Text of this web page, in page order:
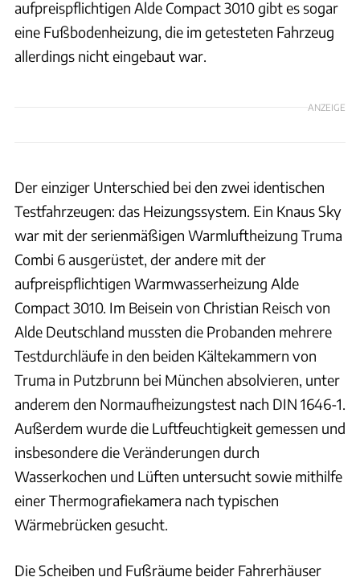
aufpreispflichtigen Alde Compact 3010 gibt es sogar
eine Fußbodenheizung, die im getesteten Fahrzeug
allerdings nicht eingebaut war.
ANZEIGE
Der einziger Unterschied bei den zwei identischen
Testfahrzeugen: das Heizungssystem. Ein Knaus Sky
war mit der serienmäßigen Warmluftheizung Truma
Combi 6 ausgerüstet, der andere mit der
aufpreispflichtigen Warmwasserheizung Alde
Compact 3010. Im Beisein von Christian Reisch von
Alde Deutschland mussten die Probanden mehrere
Testdurchläufe in den beiden Kältekammern von
Truma in Putzbrunn bei München absolvieren, unter
anderem den Normaufheizungstest nach DIN 1646-1.
Außerdem wurde die Luftfeuchtigkeit gemessen und
insbesondere die Veränderungen durch
Wasserkochen und Lüften untersucht sowie mithilfe
einer Thermografiekamera nach typischen
Wärmebrücken gesucht.
Die Scheiben und Fußräume beider Fahrerhäuser